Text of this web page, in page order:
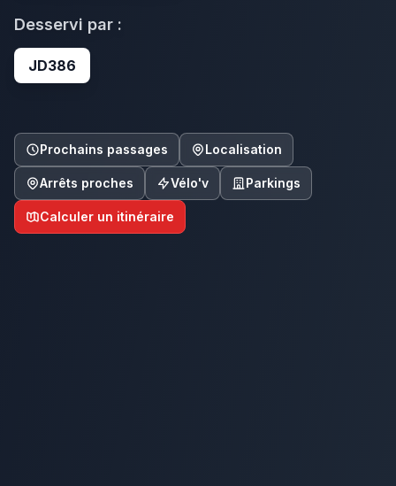
Desservi par :
JD386
Prochains passages Localisation
Arrêts proches Vélo'v Parkings
Calculer un itinéraire